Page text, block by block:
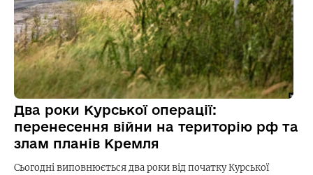
Два роки Курської операції:
перенесення війни на територію рф та
злам планів Кремля
Сьогодні виповнюється два роки від початку Курської